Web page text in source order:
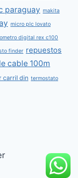
paraguay makita
micro plc lovato
digital rex c100
finder repuestos
cable 100m
carril din termostato